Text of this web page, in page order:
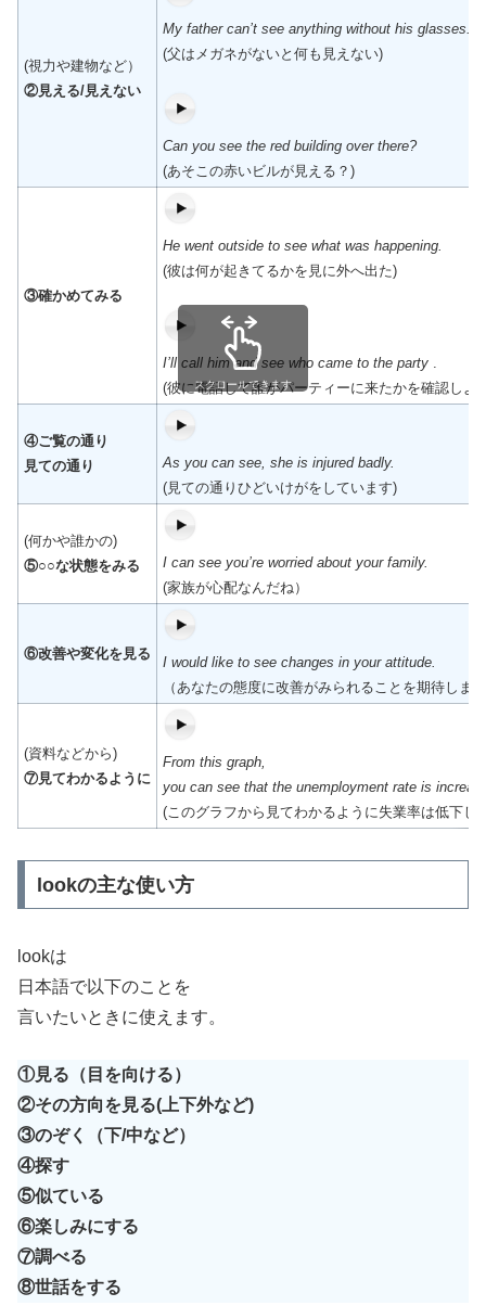
(視力や建物など）
②見える/見えない
My father can’t see anything without his glasses.
(父はメガネがないと何も見えない)
Can you see the red building over there?
(あそこの赤いビルが見える？)
③確かめてみる
He went outside to see what was happening.
(彼は何が起きてるかを見に外へ出た)
I’ll call him and see who came to the party .
(彼に電話して誰がパーティーに来たかを確認しよ
④ご覧の通り
見ての通り
As you can see, she is injured badly.
(見ての通りひどいけがをしています)
(何かや誰かの)
⑤○○な状態をみる
I can see you’re worried about your family.
(家族が心配なんだね）
⑥改善や変化を見る
I would like to see changes in your attitude.
（あなたの態度に改善がみられることを期待しま
(資料などから)
⑦見てわかるように
From this graph,
you can see that the unemployment rate is
(このグラフから見てわかるように失業率は低下し
スクロールできます
lookの主な使い方
lookは
日本語で以下のことを
言いたいときに使えます。
①見る（目を向ける）
②その方向を見る(上下外など)
③のぞく（下/中など）
④探す
⑤似ている
⑥楽しみにする
⑦調べる
⑧世話をする